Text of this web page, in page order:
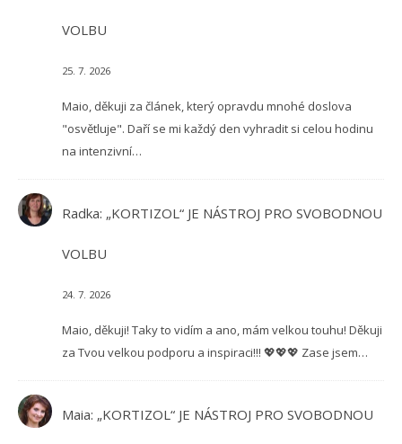
VOLBU
25. 7. 2026
Maio, děkuji za článek, který opravdu mnohé doslova
"osvětluje". Daří se mi každý den vyhradit si celou hodinu
na intenzivní…
Radka: „KORTIZOL“ JE NÁSTROJ PRO SVOBODNOU
VOLBU
24. 7. 2026
Maio, děkuji! Taky to vidím a ano, mám velkou touhu! Děkuji
za Tvou velkou podporu a inspiraci!!! 💖💖💖 Zase jsem…
Maia: „KORTIZOL“ JE NÁSTROJ PRO SVOBODNOU